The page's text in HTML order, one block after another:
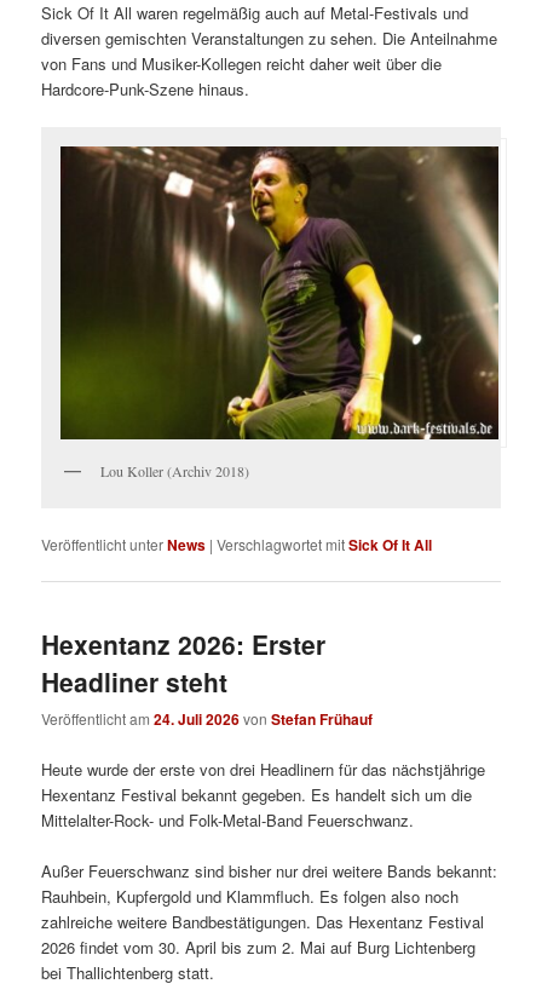
Sick Of It All waren regelmäßig auch auf Metal-Festivals und
diversen gemischten Veranstaltungen zu sehen. Die Anteilnahme
von Fans und Musiker-Kollegen reicht daher weit über die
Hardcore-Punk-Szene hinaus.
Lou Koller (Archiv 2018)
Veröffentlicht unterNews |Verschlagwortet mitSick Of It All
Hexentanz 2026: Erster
Headliner steht
Veröffentlicht am24. Juli 2026vonStefan Frühauf
Heute wurde der erste von drei Headlinern für das nächstjährige
Hexentanz Festival bekannt gegeben. Es handelt sich um die
Mittelalter-Rock- und Folk-Metal-Band Feuerschwanz.
Außer Feuerschwanz sind bisher nur drei weitere Bands bekannt:
Rauhbein, Kupfergold und Klammfluch. Es folgen also noch
zahlreiche weitere Bandbestätigungen. Das Hexentanz Festival
2026 findet vom 30. April bis zum 2. Mai auf Burg Lichtenberg
bei Thallichtenberg statt.